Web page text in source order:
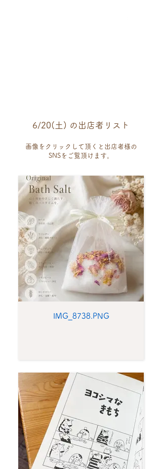
6/20(土) の出店者リスト
画像をクリックして頂くと出店者様の​
SNSをご覧頂けます。
IMG_8738.PNG